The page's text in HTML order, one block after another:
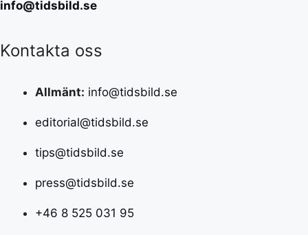
info@tidsbild.se
Kontakta oss
Allmänt: info@tidsbild.se
editorial@tidsbild.se
tips@tidsbild.se
press@tidsbild.se
+46 8 525 031 95